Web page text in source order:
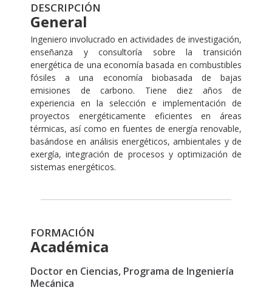
DESCRIPCIÓN
General
Ingeniero involucrado en actividades de investigación,
enseñanza y consultoría sobre la transición
energética de una economía basada en combustibles
fósiles a una economía biobasada de bajas
emisiones de carbono. Tiene diez años de
experiencia en la selección e implementación de
proyectos energéticamente eficientes en áreas
térmicas, así como en fuentes de energía renovable,
basándose en análisis energéticos, ambientales y de
exergía, integración de procesos y optimización de
sistemas energéticos.
FORMACIÓN
Académica
Doctor en Ciencias, Programa de Ingeniería
Mecánica